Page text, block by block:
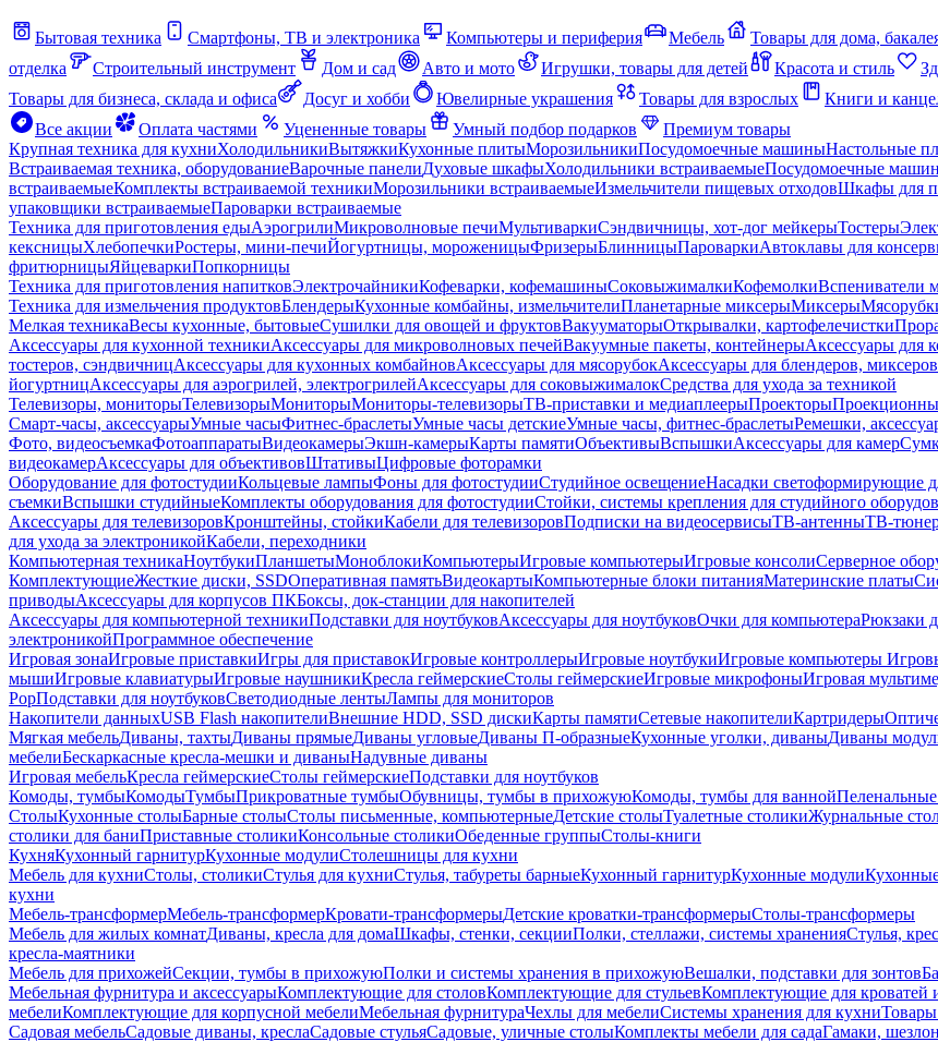
Бытовая техника Смартфоны, ТВ и электроника Компьютеры и периферия Мебель Товары для дома,
отделка
Строительный инструмент Дом и сад Авто и мото Игрушки, товары для детей Красота и стиль
Товары для бизнеса, склада и офиса
Досуг и хобби Ювелирные украшения Товары для взрослых Книги и
Все акции
Оплата частями Уцененные товары Умный подбор подарков
Премиум товары
Крупная техника для кухниХолодильникиВытяжкиКухонные плитыМорозильникиПосудомоечные машиныНастольные
Встраиваемая техника, оборудованиеВарочные панелиДуховые шкафыХолодильники встраиваемыеПосудомоечные
встраиваемыеКомплекты встраиваемой техникиМорозильники встраиваемыеИзмельчители пищевых отходовШкафы для
упаковщики встраиваемыеПароварки встраиваемые
Техника для приготовления едыАэрогрилиМикроволновые печиМультиваркиСэндвичницы, хот-дог мейкерыТостеры
кексницыХлебопечкиРостеры, мини-печиЙогуртницы, мороженицыФризерыБлинницыПароваркиАвтоклавы для
фритюрницыЯйцеваркиПопкорницы
Техника для приготовления напитковЭлектрочайникиКофеварки, кофемашиныСоковыжималкиКофемолкиВспениватели
Техника для измельчения продуктовБлендерыКухонные комбайны, измельчителиПланетарные миксерыМиксеры
Мелкая техникаВесы кухонные, бытовыеСушилки для овощей и фруктовВакууматорыОткрывалки, картофелечистки
Аксессуары для кухонной техникиАксессуары для микроволновых печейВакуумные пакеты, контейнерыАксессуары для
тостеров, сэндвичницАксессуары для кухонных комбайновАксессуары для мясорубокАксессуары для блендеров, миксеров
йогуртницАксессуары для аэрогрилей, электрогрилейАксессуары для соковыжималокСредства для ухода за техникой
Телевизоры, мониторыТелевизорыМониторыМониторы-телевизорыТВ-приставки и медиаплеерыПроекторы
Смарт-часы, аксессуарыУмные часыФитнес-браслетыУмные часы детскиеУмные часы, фитнес-браслетыРемешки,
Фото, видеосъемкаФотоаппаратыВидеокамерыЭкшн-камерыКарты памятиОбъективыВспышкиАксессуары для камер
видеокамерАксессуары для объективовШтативыЦифровые фоторамки
Оборудование для фотостудииКольцевые лампыФоны для фотостудииСтудийное освещениеНасадки светоформирующие
съемкиВспышки студийныеКомплекты оборудования для фотостудииСтойки, системы крепления для студийного
Аксессуары для телевизоровКронштейны, стойкиКабели для телевизоровПодписки на видеосервисыТВ-антенныТВ-
для ухода за электроникойКабели, переходники
Компьютерная техникаНоутбукиПланшетыМоноблокиКомпьютерыИгровые компьютерыИгровые консолиСерверное
КомплектующиеЖесткие диски, SSDОперативная памятьВидеокартыКомпьютерные блоки питанияМатеринские платы
приводыАксессуары для корпусов ПКБоксы, док-станции для накопителей
Аксессуары для компьютерной техникиПодставки для ноутбуковАксессуары для ноутбуковОчки для компьютераРюкзаки
электроникойПрограммное обеспечение
Игровая зонаИгровые приставкиИгры для приставокИгровые контроллерыИгровые ноутбукиИгровые компьютеры
мышиИгровые клавиатурыИгровые наушникиКресла геймерскиеСтолы геймерскиеИгровые микрофоныИгровая
PopПодставки для ноутбуковСветодиодные лентыЛампы для мониторов
Накопители данныхUSB Flash накопителиВнешние HDD, SSD дискиКарты памятиСетевые накопителиКартридеры
Мягкая мебельДиваны, тахтыДиваны прямыеДиваны угловыеДиваны П-образныеКухонные уголки, диваныДиваны
мебелиБескаркасные кресла-мешки и диваныНадувные диваны
Игровая мебельКресла геймерскиеСтолы геймерскиеПодставки для ноутбуков
Комоды, тумбыКомодыТумбыПрикроватные тумбыОбувницы, тумбы в прихожуюКомоды, тумбы для ванной
СтолыКухонные столыБарные столыСтолы письменные, компьютерныеДетские столыТуалетные столикиЖурнальные
столики для баниПриставные столикиКонсольные столикиОбеденные группыСтолы-книги
КухняКухонный гарнитурКухонные модулиСтолешницы для кухни
Мебель для кухниСтолы, столикиСтулья для кухниСтулья, табуреты барныеКухонный гарнитурКухонные модули
кухни
Мебель-трансформерМебель-трансформерКровати-трансформерыДетские кроватки-трансформерыСтолы-трансформеры
Мебель для жилых комнатДиваны, кресла для домаШкафы, стенки, секцииПолки, стеллажи, системы храненияСтулья,
кресла-маятники
Мебель для прихожейСекции, тумбы в прихожуюПолки и системы хранения в прихожуюВешалки, подставки для зонтов
Мебельная фурнитура и аксессуарыКомплектующие для столовКомплектующие для стульевКомплектующие для кроватей
мебелиКомплектующие для корпусной мебелиМебельная фурнитураЧехлы для мебелиСистемы хранения для кухниТовары
Садовая мебельСадовые диваны, креслаСадовые стульяСадовые, уличные столыКомплекты мебели для садаГамаки,